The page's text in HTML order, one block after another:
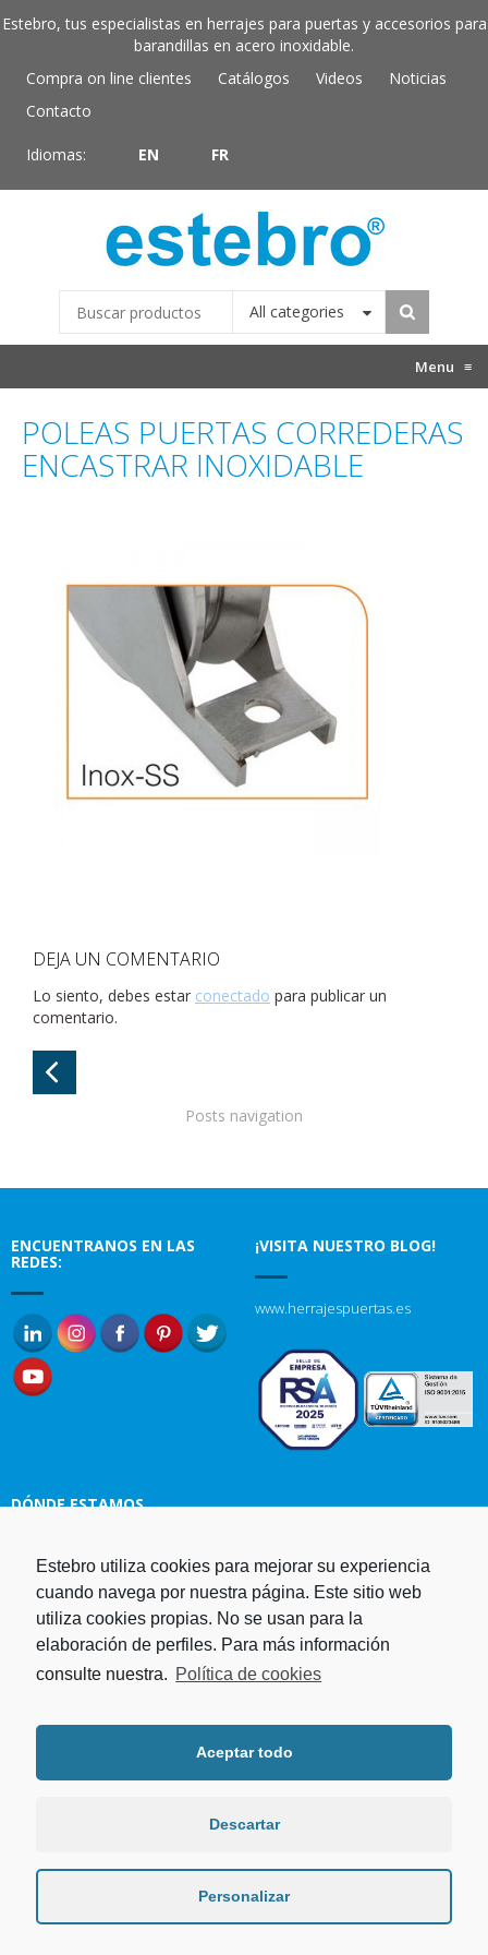
Estebro, tus especialistas en herrajes para puertas y accesorios para
barandillas en acero inoxidable.
Compra on line clientes
Catálogos Videos
Noticias
Contacto
Idiomas: EN FR
All categories
Menu ≡
POLEAS PUERTAS CORREDERAS
ENCASTRAR INOXIDABLE
DEJA UN COMENTARIO
Lo siento, debes estar conectado para publicar un
comentario.
Posts navigation
ENCUENTRANOS EN LAS
REDES:
¡VISITA NUESTRO BLOG!
www.herrajespuertas.es
DÓNDE ESTAMOS
Estampaciones EBRO, S.L.
Polg. Ind. Malpica-Alfindén C/H
naves 10, 12, 14 y 5 50171 La
Puebla de Alfindén Zaragoza,
España
Fax. +34 976 108 058
Política de privacidad
Programa operativo FEDER Aragón
2014-2020Plan de recuperación,
Programa FEDER 2021-2027
Estebro utiliza cookies para mejorar su experiencia
cuando navega por nuestra página. Este sitio web
utiliza cookies propias. No se usan para la
elaboración de perfiles. Para más información
consulte nuestra. Política de cookies
Aceptar todo
Descartar
Personalizar